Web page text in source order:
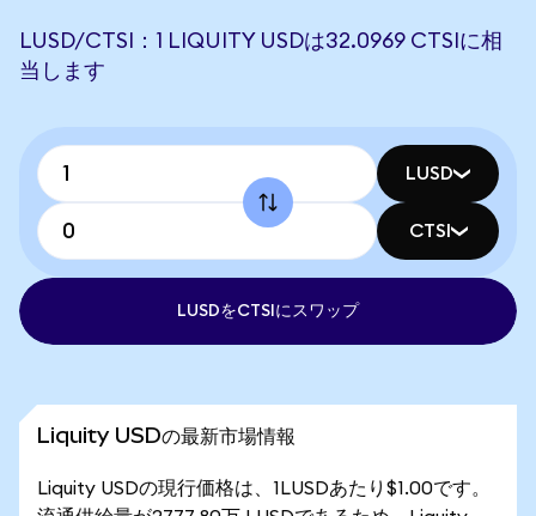
LUSD/CTSI：1 LIQUITY USDは32.0969 CTSIに相
当します
LUSD
CTSI
LUSDをCTSIにスワップ
Liquity USDの最新市場情報
Liquity USDの現行価格は、1LUSDあたり$1.00です。